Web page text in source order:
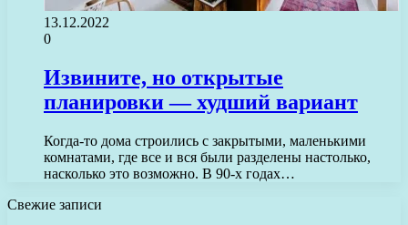
13.12.2022
0
Извините, но открытые
планировки — худший вариант
Когда-то дома строились с закрытыми, маленькими
комнатами, где все и вся были разделены настолько,
насколько это возможно. В 90-х годах…
Свежие записи